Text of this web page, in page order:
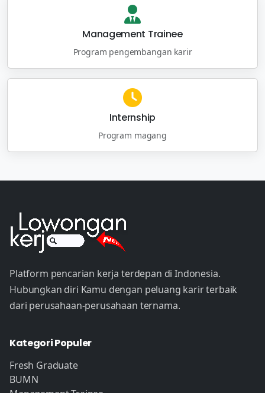
Management Trainee
Program pengembangan karir
Internship
Program magang
Platform pencarian kerja terdepan di Indonesia.
Hubungkan diri Kamu dengan peluang karir terbaik
dari perusahaan-perusahaan ternama.
Kategori Populer
Fresh Graduate
BUMN